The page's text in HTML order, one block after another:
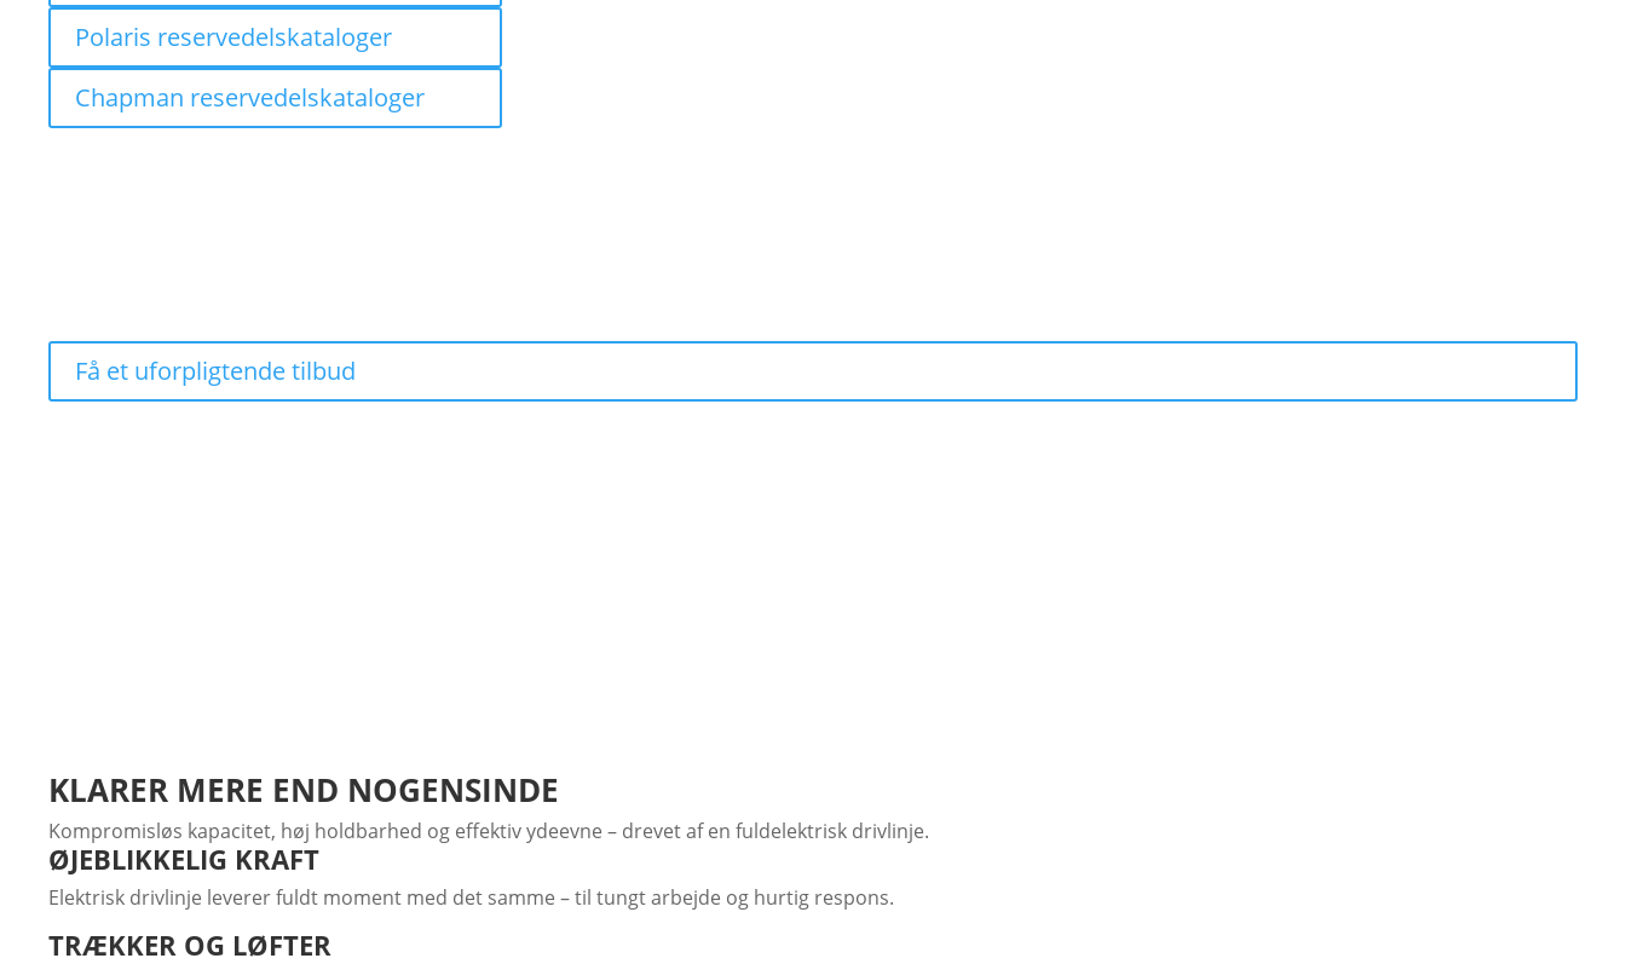
Polaris reservedelskataloger
Chapman reservedelskataloger
Få et uforpligtende tilbud
KLARER MERE END NOGENSINDE
Kompromisløs kapacitet, høj holdbarhed og effektiv ydeevne – drevet af en fuldelektrisk drivlinje.
ØJEBLIKKELIG KRAFT
Elektrisk drivlinje leverer fuldt moment med det samme – til tungt arbejde og hurtig respons.
TRÆKKER OG LØFTER